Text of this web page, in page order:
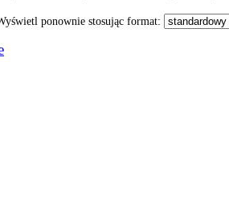
ponownie stosując format: